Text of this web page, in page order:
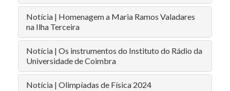
Notícia | Homenagem a Maria Ramos Valadares
na Ilha Terceira
Notícia | Os instrumentos do Instituto do Rádio da
Universidade de Coimbra
Notícia | Olimpíadas de Física 2024